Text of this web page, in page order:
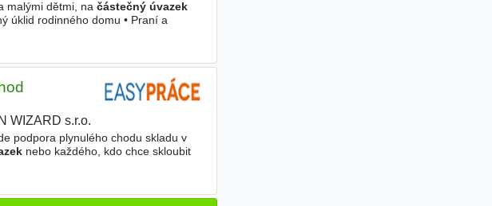
malými dětmi, na částečný úvazek
úklid rodinného domu • Praní a
WIZARD s.r.o.
podpora plynulého chodu skladu v
nebo každého, kdo chce skloubit